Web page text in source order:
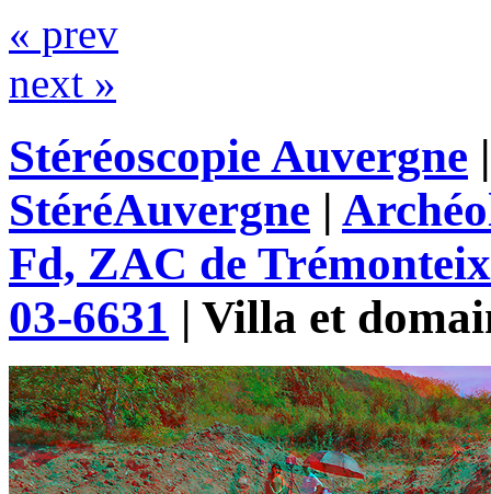
« prev
next »
Stéréoscopie Auvergne
StéréAuvergne |
Fd, ZAC de
03-6631 | Villa et